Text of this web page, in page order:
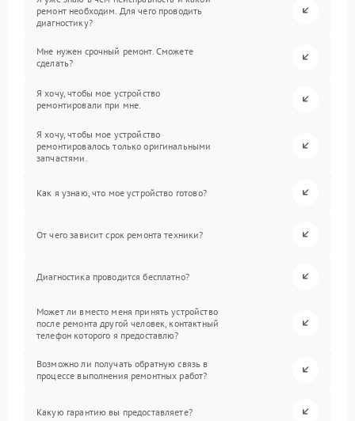
ремонт необходим. Для чего проводить
диагностику?
Мне нужен срочный ремонт. Сможете
сделать?
Я хочу, чтобы мое устройство
ремонтировали при мне.
Я хочу, чтобы мое устройство
ремонтировалось только оригинальными
запчастями.
Как я узнаю, что мое устройство готово?
От чего зависит срок ремонта техники?
Диагностика проводится бесплатно?
Может ли вместо меня принять устройство
после ремонта другой человек, контактный
телефон которого я предоставлю?
Возможно ли получать обратную связь в
процессе выполнения ремонтных работ?
Какую гарантию вы предоставляете?